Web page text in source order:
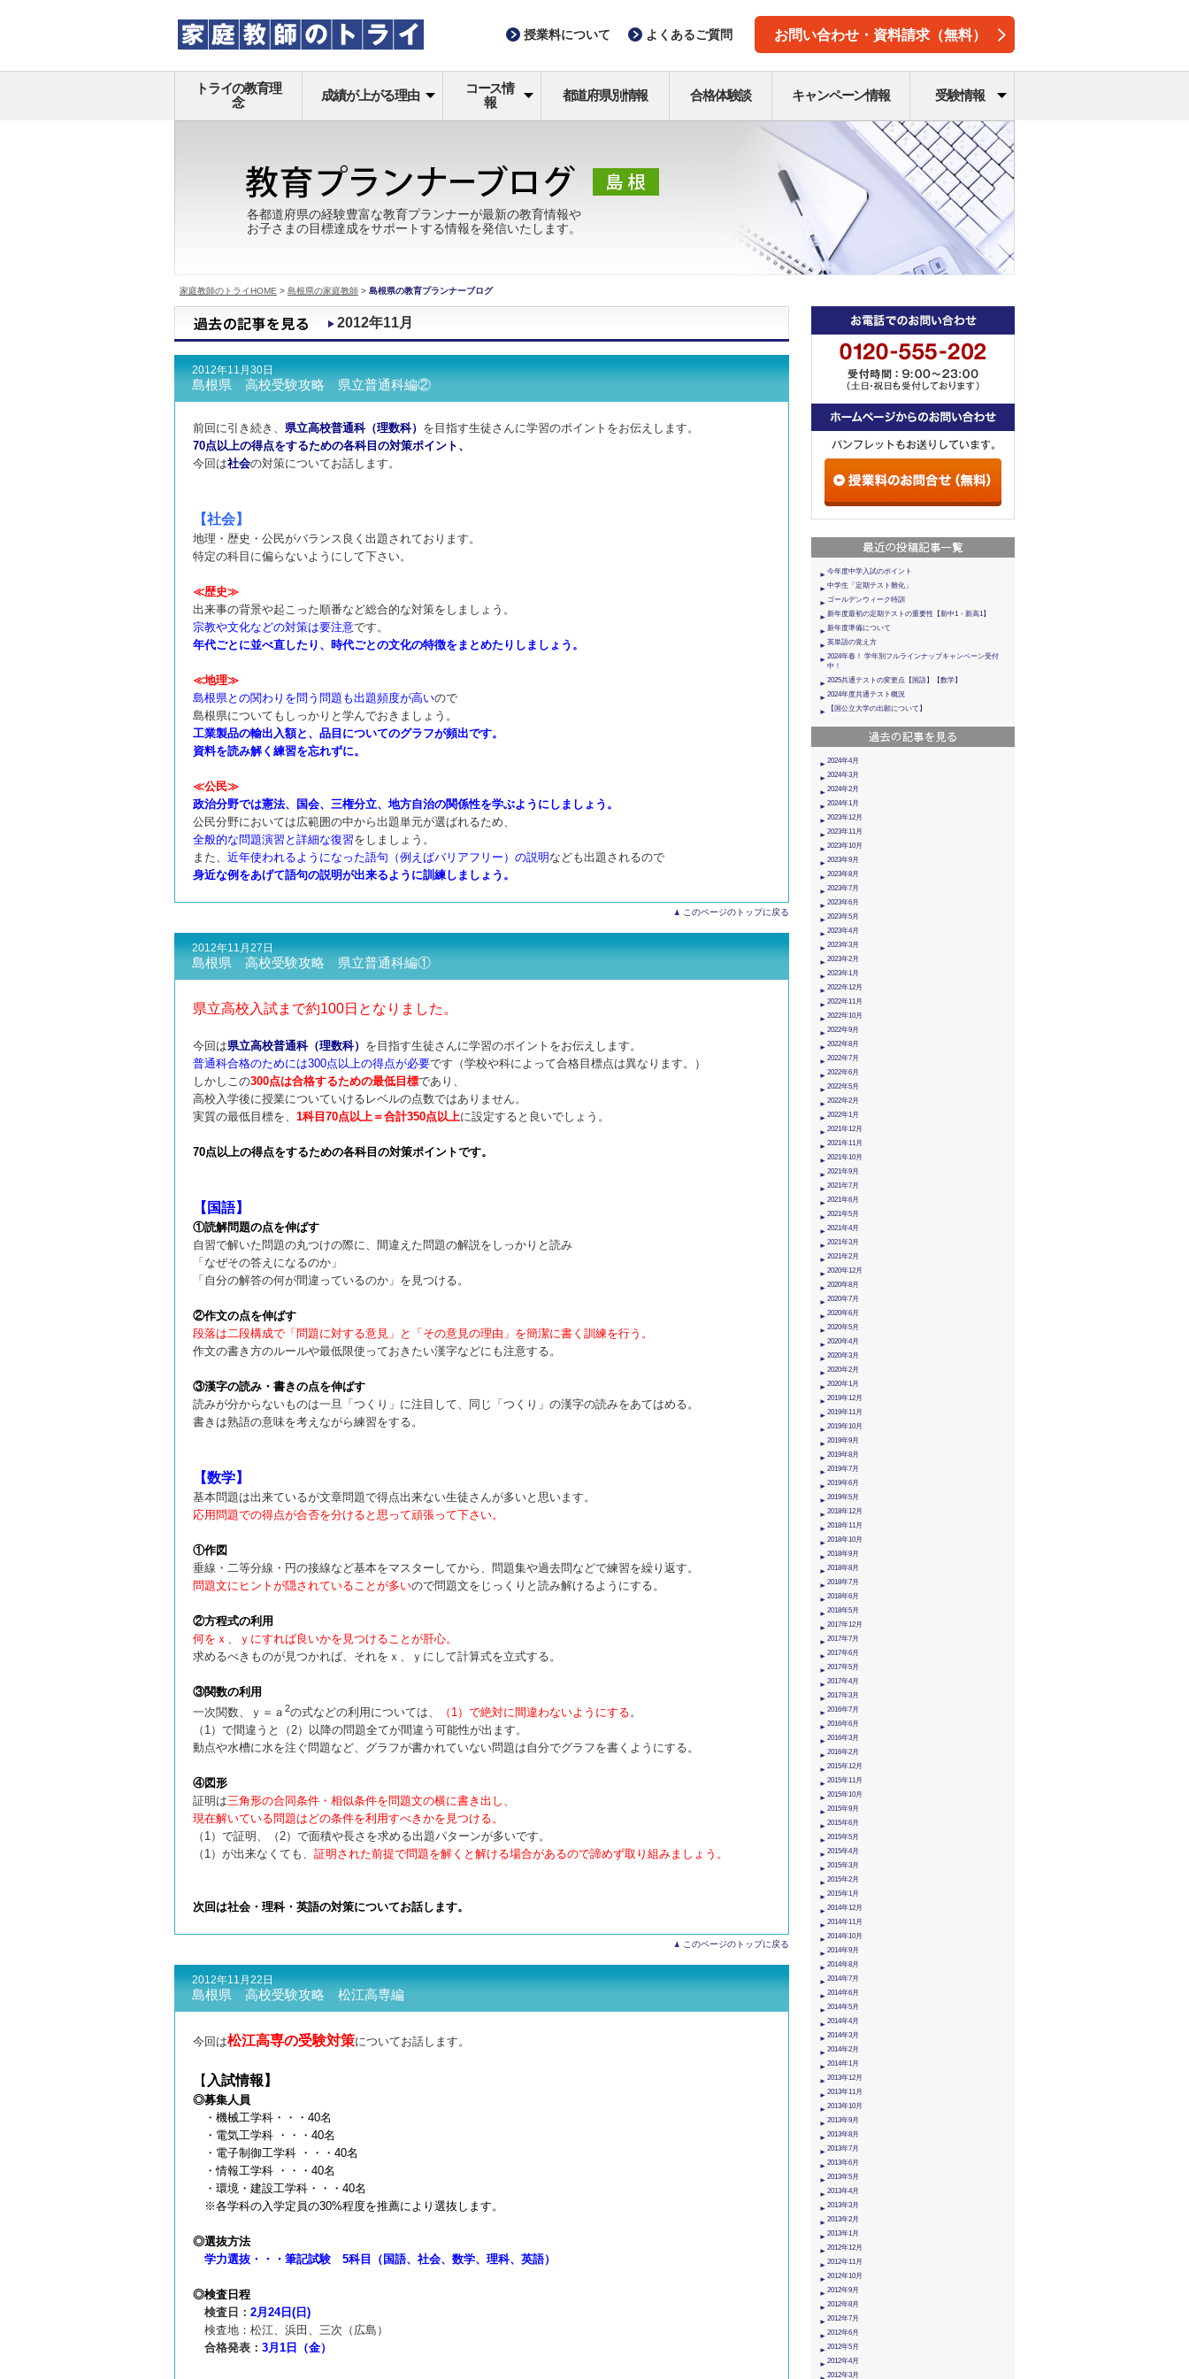
授業料について よくあるご質問 お問い合わせ・資料請求（無料）
トライの教育理
念
成績が上がる理由
コース情
報
都道府県別情報 合格体験談 キャンペーン情報 受験情報
各都道府県の経験豊富な教育プランナーが最新の教育情報や
お子さまの目標達成をサポートする情報を発信いたします。
家庭教師のトライHOME > 島根県の家庭教師 > 島根県の教育プランナーブログ
2012年11月
2012年11月30日
島根県 高校受験攻略 県立普通科編②
前回に引き続き、 県立高校普通科（理数科） を目指す生徒さんに学習のポイントをお伝えします。
70点以上の得点をするための各科目の対策ポイント、
今回は社会の対策についてお話します。
【社会】
地理・歴史・公民がバランス良く出題されております。
特定の科目に偏らないようにして下さい。
≪歴史≫
出来事の背景や起こった順番など総合的な対策をしましょう。
宗教や文化などの対策は要注意です。
年代ごとに並べ直したり、時代ごとの文化の特徴をまとめたりしましょう。
≪地理≫
島根県との関わりを問う問題も出題頻度が高いので
島根県についてもしっかりと学んでおきましょう。
工業製品の輸出入額と、品目についてのグラフが頻出です。
資料を読み解く練習を忘れずに。
≪公民≫
政治分野では憲法、国会、三権分立、地方自治の関係性を学ぶようにしましょう。
公民分野においては広範囲の中から出題単元が選ばれるため、
全般的な問題演習と詳細な復習をしましょう。
また、 近年使われるようになった語句（例えばバリアフリー）の説明 なども出題されるので
身近な例をあげて語句の説明が出来るように訓練しましょう。
このページのトップに戻る
2012年11月27日
島根県 高校受験攻略 県立普通科編①
県立高校入試まで約100日となりました。
今回は県立高校普通科（理数科） を目指す生徒さんに学習のポイントをお伝えします。
普通科合格のためには300点以上の得点が必要です（学校や科によって合格目標点は異なります。）
しかしこの300点は合格するための最低目標であり、
高校入学後に授業についていけるレベルの点数ではありません。
実質の最低目標を、 1科目70点以上＝合計350点以上に設定すると良いでしょう。
70点以上の得点をするための各科目の対策ポイントです。
【国語】
①読解問題の点を伸ばす
自習で解いた問題の丸つけの際に、間違えた問題の解説をしっかりと読み
「なぜその答えになるのか」
「自分の解答の何が間違っているのか」を見つける。
②作文の点を伸ばす
段落は二段構成で「問題に対する意見」と「その意見の理由」を簡潔に書く訓練を行う。
作文の書き方のルールや最低限使っておきたい漢字などにも注意する。
③漢字の読み・書きの点を伸ばす
読みが分からないものは一旦「つくり」に注目して、同じ「つくり」の漢字の読みをあてはめる。
書きは熟語の意味を考えながら練習をする。
【数学】
基本問題は出来ているが文章問題で得点出来ない生徒さんが多いと思います。
応用問題での得点が合否を分けると思って頑張って下さい。
①作図
垂線・二等分線・円の接線など基本をマスターしてから、問題集や過去問などで練習を繰り返す。
問題文にヒントが隠されていることが多いので問題文をじっくりと読み解けるようにする。
②方程式の利用
何をｘ、ｙにすれば良いかを見つけることが肝心。
求めるべきものが見つかれば、それをｘ、ｙにして計算式を立式する。
③関数の利用
一次関数、ｙ＝ａ 2の式などの利用については、 （1）で絶対に間違わないようにする。
（1）で間違うと（2）以降の問題全てが間違う可能性が出ます。
動点や水槽に水を注ぐ問題など、グラフが書かれていない問題は自分でグラフを書くようにする。
④図形
証明は三角形の合同条件・相似条件を問題文の横に書き出し、
現在解いている問題はどの条件を利用すべきかを見つける。
（1）で証明、（2）で面積や長さを求める出題パターンが多いです。
（1）が出来なくても、 証明された前提で問題を解くと解ける場合があるので諦めず取り組みましょう。
次回は社会・理科・英語の対策についてお話します。
このページのトップに戻る
2012年11月22日
島根県 高校受験攻略 松江高専編
今回は松江高専の受験対策についてお話します。
【 入試情報】
◎募集人員
・機械工学科・・・40名
・電気工学科 ・・・40名
・電子制御工学科 ・・・40名
・情報工学科 ・・・40名
・環境・建設工学科・・・40名
※各学科の入学定員の30%程度を推薦により選抜します。
◎選抜方法
学力選抜・・・筆記試験 5科目（国語、社会、数学、理科、英語）
◎検査日程
検査日： 2月24日(日)
検査地：松江、浜田、三次（広島）
合格発表： 3月1日（金）
今年度中学入試のポイント
中学生「定期テスト難化」
ゴールデンウィーク特訓
新年度最初の定期テストの重要性【新中1・新高1】
新年度準備について
英単語の覚え方
2024年春！ 学年別フルラインナップキャンペーン受付
中！
2025共通テストの変更点【国語】【数学】
2024年度共通テスト概況
【国公立大学の出願について】
2024年4月
2024年3月
2024年2月
2024年1月
2023年12月
2023年11月
2023年10月
2023年9月
2023年8月
2023年7月
2023年6月
2023年5月
2023年4月
2023年3月
2023年2月
2023年1月
2022年12月
2022年11月
2022年10月
2022年9月
2022年8月
2022年7月
2022年6月
2022年5月
2022年2月
2022年1月
2021年12月
2021年11月
2021年10月
2021年9月
2021年7月
2021年6月
2021年5月
2021年4月
2021年3月
2021年2月
2020年12月
2020年8月
2020年7月
2020年6月
2020年5月
2020年4月
2020年3月
2020年2月
2020年1月
2019年12月
2019年11月
2019年10月
2019年9月
2019年8月
2019年7月
2019年6月
2019年5月
2018年12月
2018年11月
2018年10月
2018年9月
2018年8月
2018年7月
2018年6月
2018年5月
2017年12月
2017年7月
2017年6月
2017年5月
2017年4月
2017年3月
2016年7月
2016年6月
2016年3月
2016年2月
2015年12月
2015年11月
2015年10月
2015年9月
2015年6月
2015年5月
2015年4月
2015年3月
2015年2月
2015年1月
2014年12月
2014年11月
2014年10月
2014年9月
2014年8月
2014年7月
2014年6月
2014年5月
2014年4月
2014年3月
2014年2月
2014年1月
2013年12月
2013年11月
2013年10月
2013年9月
2013年8月
2013年7月
2013年6月
2013年5月
2013年4月
2013年3月
2013年2月
2013年1月
2012年12月
2012年11月
2012年10月
2012年9月
2012年8月
2012年7月
2012年6月
2012年5月
2012年4月
2012年3月